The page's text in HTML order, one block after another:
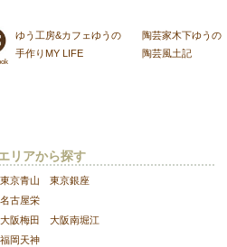
ゆう工房&カフェゆうの
手作りMY LIFE
陶芸家木下ゆうの
陶芸風土記
リアから探す
東京青山
東京銀座
名古屋栄
大阪梅田
大阪南堀江
福岡天神